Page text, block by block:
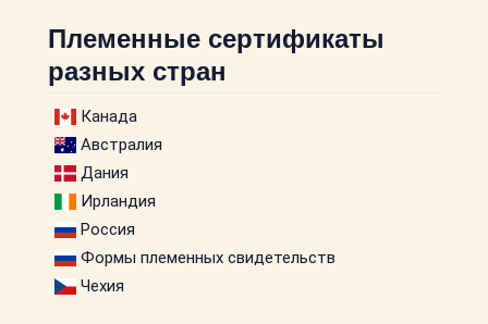
Племенные сертификаты
разных стран
Канада
Австралия
Дания
Ирландия
Россия
Формы племенных свидетельств
Чехия